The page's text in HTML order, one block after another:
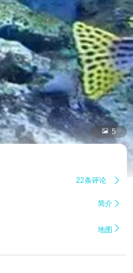
 5
22条评论 
简介 
地图 